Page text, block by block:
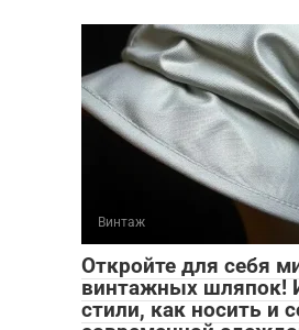
Винтаж
Откройте для себя
винтажных шляпок!
стили, как носить и